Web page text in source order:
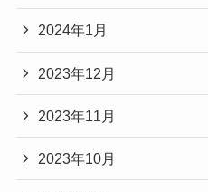
2024年1月
2023年12月
2023年11月
2023年10月